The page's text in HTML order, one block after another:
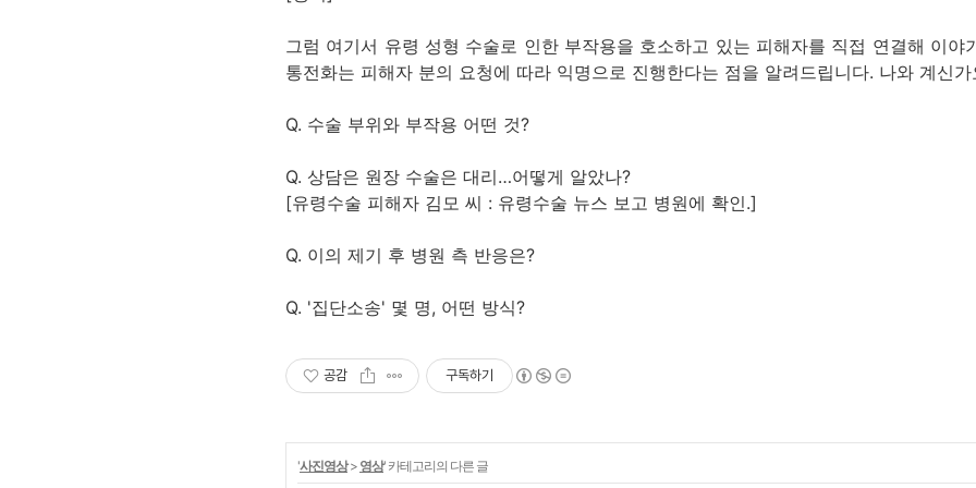
그럼 여기서 유령 성형 수술로 인한 부작용을 호소하고 있는 피해자를 직접 연결해 이야
통전화는 피해자 분의 요청에 따라 익명으로 진행한다는 점을 알려드립니다. 나와 계신가
Q. 수술 부위와 부작용 어떤 것?
Q. 상담은 원장 수술은 대리…어떻게 알았나?
[유령수술 피해자 김모 씨 : 유령수술 뉴스 보고 병원에 확인.]
Q. 이의 제기 후 병원 측 반응은?
Q. '집단소송' 몇 명, 어떤 방식?
공감 구독하기
'사진영상> 영상' 카테고리의 다른 글